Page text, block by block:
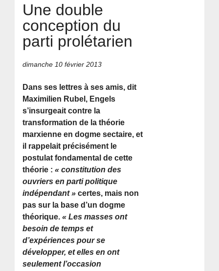
Une double
conception du
parti prolétarien
dimanche 10 février 2013
Dans ses lettres à ses amis, dit
Maximilien Rubel, Engels
s’insurgeait contre la
transformation de la théorie
marxienne en dogme sectaire, et
il rappelait précisément le
postulat fondamental de cette
théorie :« constitution des
ouvriers en parti politique
indépendant » certes, mais non
pas sur la base d’un dogme
théorique.« Les masses ont
besoin de temps et
d’expériences pour se
développer, et elles en ont
seulement l’occasion